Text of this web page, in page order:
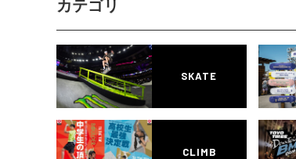
カテゴリ
SKATE
CLIMB